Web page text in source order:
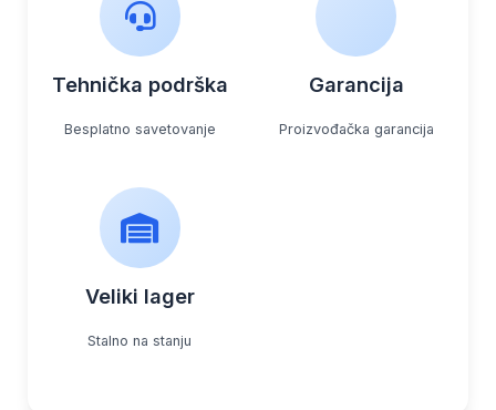
Tehnička podrška
Besplatno savetovanje
Garancija
Proizvođačka garancija
Veliki lager
Stalno na stanju